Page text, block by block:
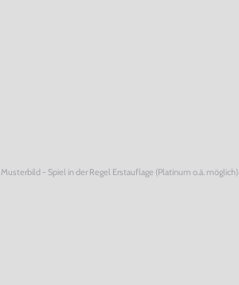
Musterbild - Spiel in der Regel Erstauflage (Platinum o.ä. möglich)